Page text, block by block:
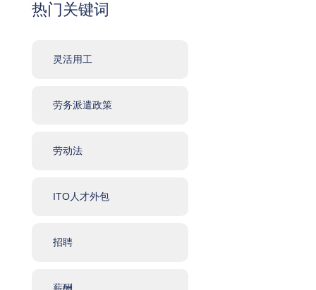
热门关键词
灵活用工
劳务派遣政策
劳动法
ITO人才外包
招聘